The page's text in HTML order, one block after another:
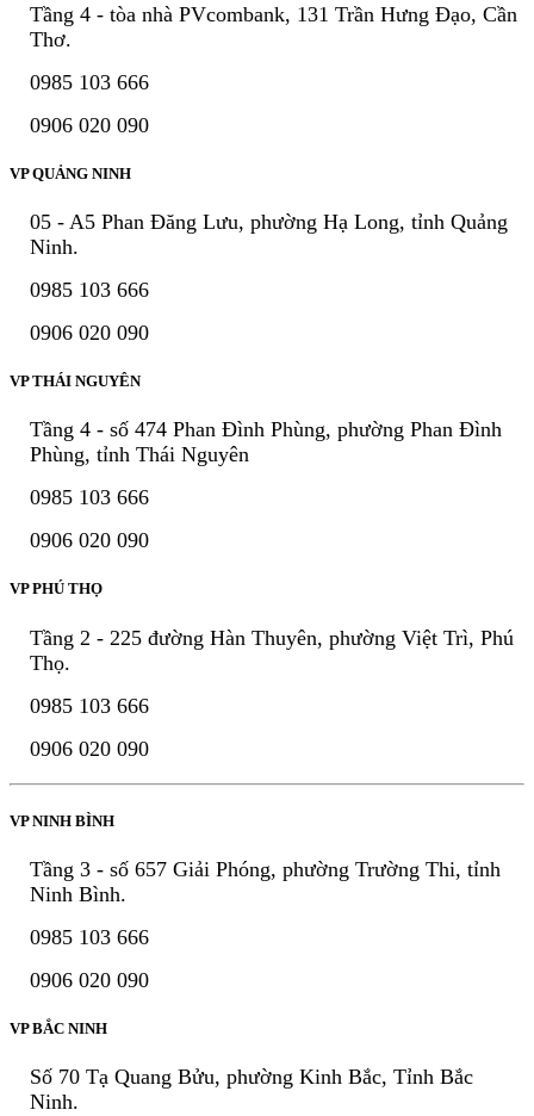
Tầng 4 - tòa nhà PVcombank, 131 Trần Hưng Đạo, Cần
Thơ.
0985 103 666
0906 020 090
VP QUẢNG NINH
05 - A5 Phan Đăng Lưu, phường Hạ Long, tỉnh Quảng
Ninh.
0985 103 666
0906 020 090
VP THÁI NGUYÊN
Tầng 4 - số 474 Phan Đình Phùng, phường Phan Đình
Phùng, tỉnh Thái Nguyên
0985 103 666
0906 020 090
VP PHÚ THỌ
Tầng 2 - 225 đường Hàn Thuyên, phường Việt Trì, Phú
Thọ.
0985 103 666
0906 020 090
VP NINH BÌNH
Tầng 3 - số 657 Giải Phóng, phường Trường Thi, tỉnh
Ninh Bình.
0985 103 666
0906 020 090
VP BẮC NINH
Số 70 Tạ Quang Bửu, phường Kinh Bắc, Tỉnh Bắc
Ninh.